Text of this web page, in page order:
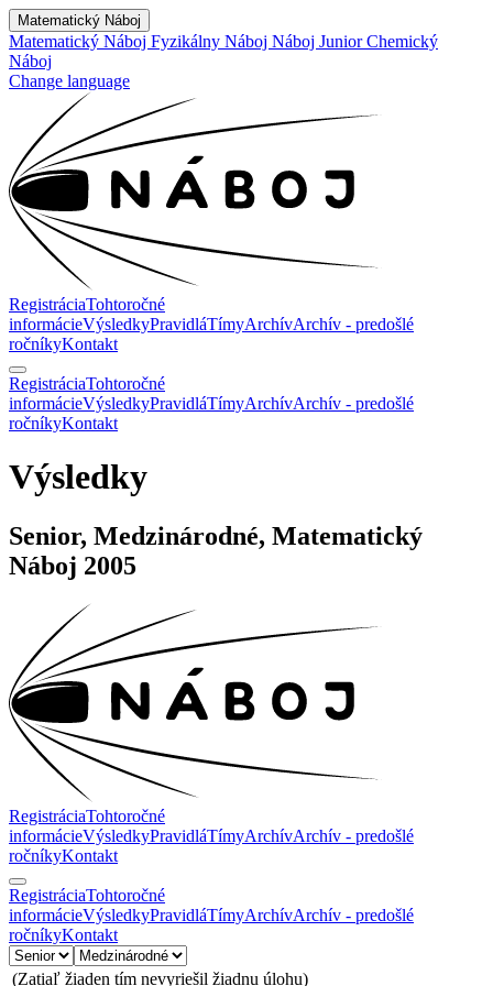
Matematický Náboj
Matematický Náboj Fyzikálny Náboj Náboj JuniorChemický
Náboj
Change language
RegistráciaTohtoročné
informácieVýsledkyPravidláTímyArchívArchív - predošlé
ročníkyKontakt
RegistráciaTohtoročné
informácieVýsledkyPravidláTímyArchívArchív - predošlé
ročníkyKontakt
Výsledky
Senior, Medzinárodné, Matematický
Náboj 2005
RegistráciaTohtoročné
informácieVýsledkyPravidláTímyArchívArchív - predošlé
ročníkyKontakt
RegistráciaTohtoročné
informácieVýsledkyPravidláTímyArchívArchív - predošlé
ročníkyKontakt
(Zatiaľ žiaden tím nevyriešil žiadnu úlohu)